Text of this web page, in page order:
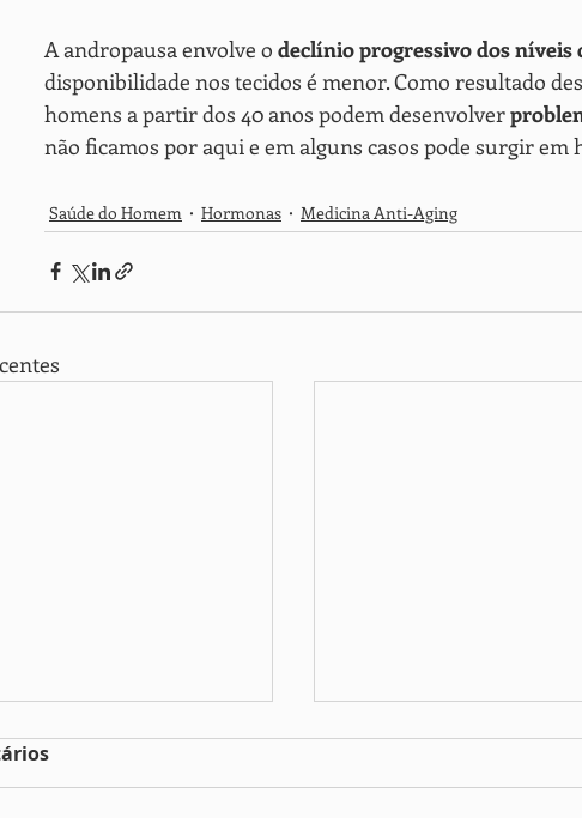
A andropausa envolve o declínio progressivo dos níveis
disponibilidade nos tecidos é menor. Como resultado
homens a partir dos 40 anos podem desenvolver
não ficamos por aqui e em alguns casos pode surgir em
Saúde do Homem Hormonas Medicina Anti-Aging